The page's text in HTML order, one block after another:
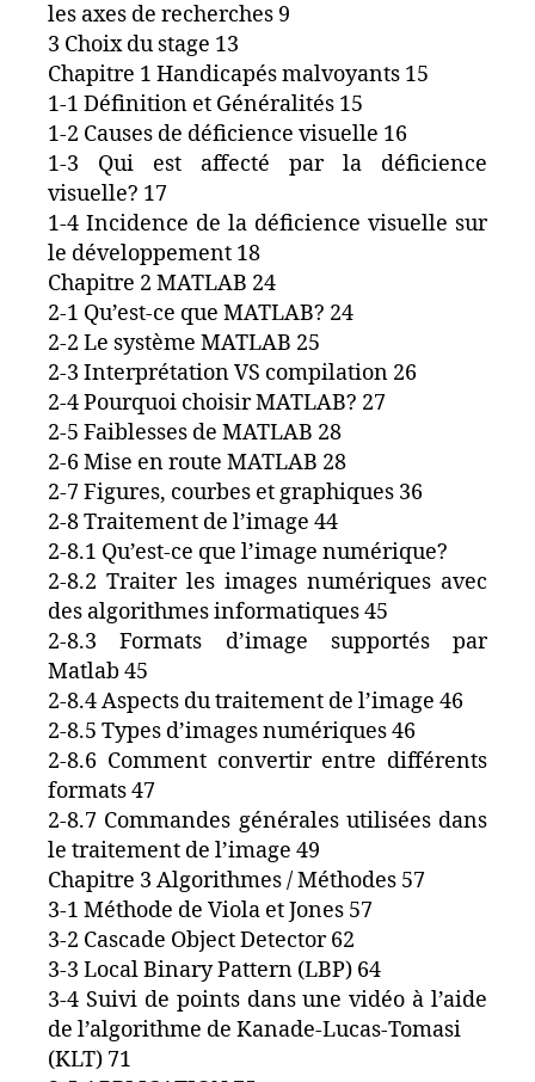
les axes de recherches 9
3 Choix du stage 13
Chapitre 1 Handicapés malvoyants 15
1-1 Définition et Généralités 15
1-2 Causes de déficience visuelle 16
1-3 Qui est affecté par la déficience
visuelle? 17
1-4 Incidence de la déficience visuelle sur
le développement 18
Chapitre 2 MATLAB 24
2-1 Qu’est-ce que MATLAB? 24
2-2 Le système MATLAB 25
2-3 Interprétation VS compilation 26
2-4 Pourquoi choisir MATLAB? 27
2-5 Faiblesses de MATLAB 28
2-6 Mise en route MATLAB 28
2-7 Figures, courbes et graphiques 36
2-8 Traitement de l’image 44
2-8.1 Qu’est-ce que l’image numérique?
2-8.2 Traiter les images numériques avec
des algorithmes informatiques 45
2-8.3 Formats d’image supportés par
Matlab 45
2-8.4 Aspects du traitement de l’image 46
2-8.5 Types d’images numériques 46
2-8.6 Comment convertir entre différents
formats 47
2-8.7 Commandes générales utilisées dans
le traitement de l’image 49
Chapitre 3 Algorithmes / Méthodes 57
3-1 Méthode de Viola et Jones 57
3-2 Cascade Object Detector 62
3-3 Local Binary Pattern (LBP) 64
3-4 Suivi de points dans une vidéo à l’aide
de l’algorithme de Kanade-Lucas-Tomasi
(KLT) 71